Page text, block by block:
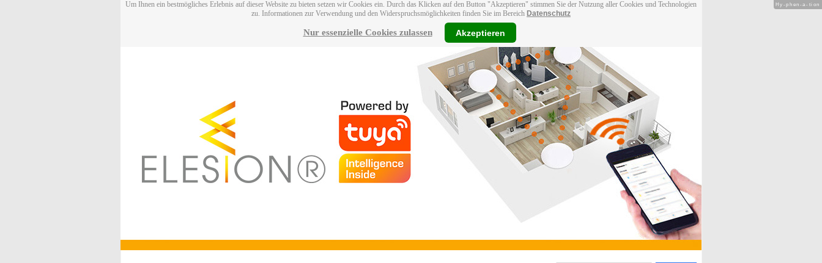
Um Ihnen ein bestmögliches Erlebnis auf dieser Website zu bieten setzen wir Cookies ein. Durch das Klicken auf den Button "Akzeptieren" stimmen Sie der Nutzung aller Cookies und Technologien
zu. Informationen zur Verwendung und den Widerspruchsmöglichkeiten finden Sie im Bereich Datenschutz
Nur essenzielle Cookies zulassen Akzeptieren
Hy-phen-a-tion